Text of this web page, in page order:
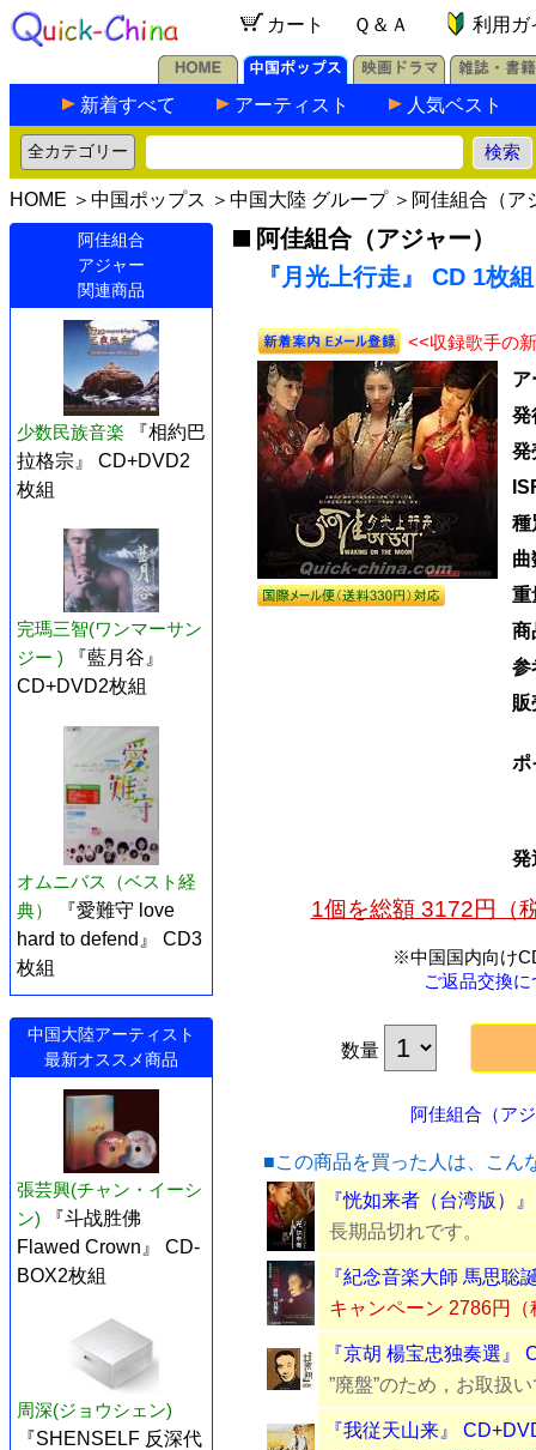
カート Ｑ＆Ａ 利用ガ
新着すべて アーティスト 人気ベスト
HOME ＞ 中国ポップス ＞ 中国大陸 グループ＞ 阿佳組合（ア
阿佳組合
アジャー
関連商品
少数民族音楽
『相約巴
拉格宗』 CD+DVD2
枚組
完瑪三智(ワンマーサン
ジー )
『藍月谷』
CD+DVD2枚組
オムニバス（ベスト経
典）
『愛難守 love
hard to defend』 CD3
枚組
中国大陸アーティスト
最新オススメ商品
張芸興(チャン・イーシ
ン)
『斗战胜佛
Flawed Crown』 CD-
BOX2枚組
周深(ジョウシェン)
『SHENSELF 反深代
阿佳組合（アジャー）
『月光上行走』 CD 1枚組
<<収録歌手の
ア
発
発
種
曲
重
商
参
販
ポ
発
1個を総額 3172円（
※中国国内向け
ご返品交換
数量
阿佳組合（ア
■この商品を買った人は、こん
『恍如来者（台湾版）
長期品切れです。
『紀念音楽大師 馬思聡
キャンペーン 2786円（
『京胡 楊宝忠独奏選』
”廃盤”のため，お取扱
『我従天山来』